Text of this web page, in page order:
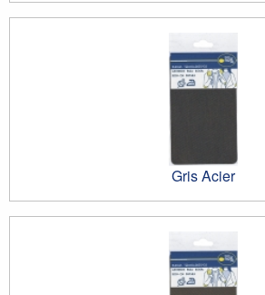
Gris Acier